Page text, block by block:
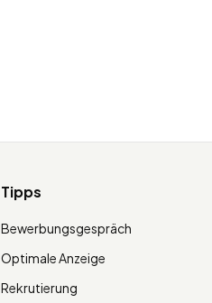
Tipps
Bewerbungsgespräch
Optimale Anzeige
Rekrutierung